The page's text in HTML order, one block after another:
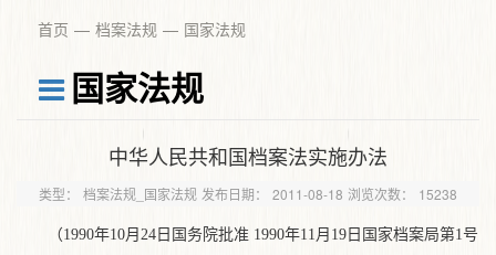
首页 档案法规 国家法规
国家法规
中华人民共和国档案法实施办法
类型： 档案法规_国家法规 发布日期： 2011-08-18 浏览次数： 15238
（1990年10月24日国务院批准 1990年11月19日国家档案局第1号